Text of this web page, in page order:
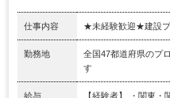
仕事内容 ★未経験歓迎★建設プ
勤務地
全国47都道府県のプ
す
給与
【経験者】 ・関東・